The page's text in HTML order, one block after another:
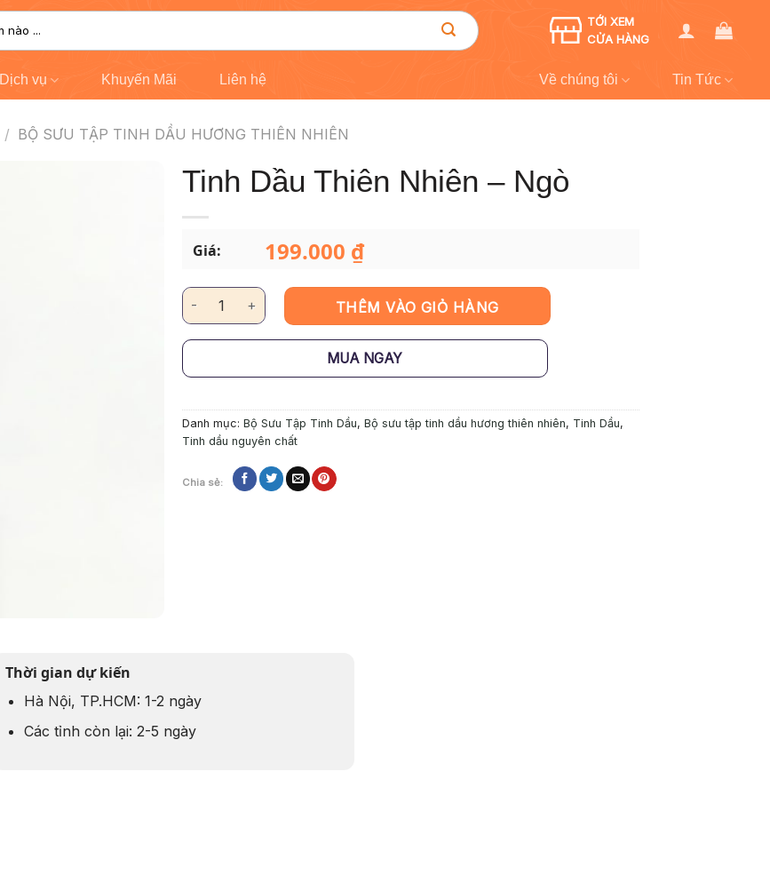
TỚI XEM
CỬA HÀNG
Dịch vụ Khuyến Mãi Liên hệ Về chúng tôi Tin Tức
/ BỘ SƯU TẬP TINH DẦU HƯƠNG THIÊN NHIÊN
Tinh Dầu Thiên Nhiên – Ngò
Giá: 199.000 ₫
Tinh Dầu Thiên Nhiên – Ngò số lượng
THÊM VÀO GIỎ HÀNG
MUA NGAY
Danh mục: Bộ Sưu Tập Tinh Dầu, Bộ sưu tập tinh dầu hương thiên nhiên, Tinh Dầu,
Tinh dầu nguyên chất
Chia sẻ:
Thời gian dự kiến
Hà Nội, TP.HCM: 1-2 ngày
Các tỉnh còn lại: 2-5 ngày